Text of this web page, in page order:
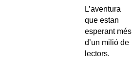
L’aventura
que estan
esperant més
d’un milió de
lectors.